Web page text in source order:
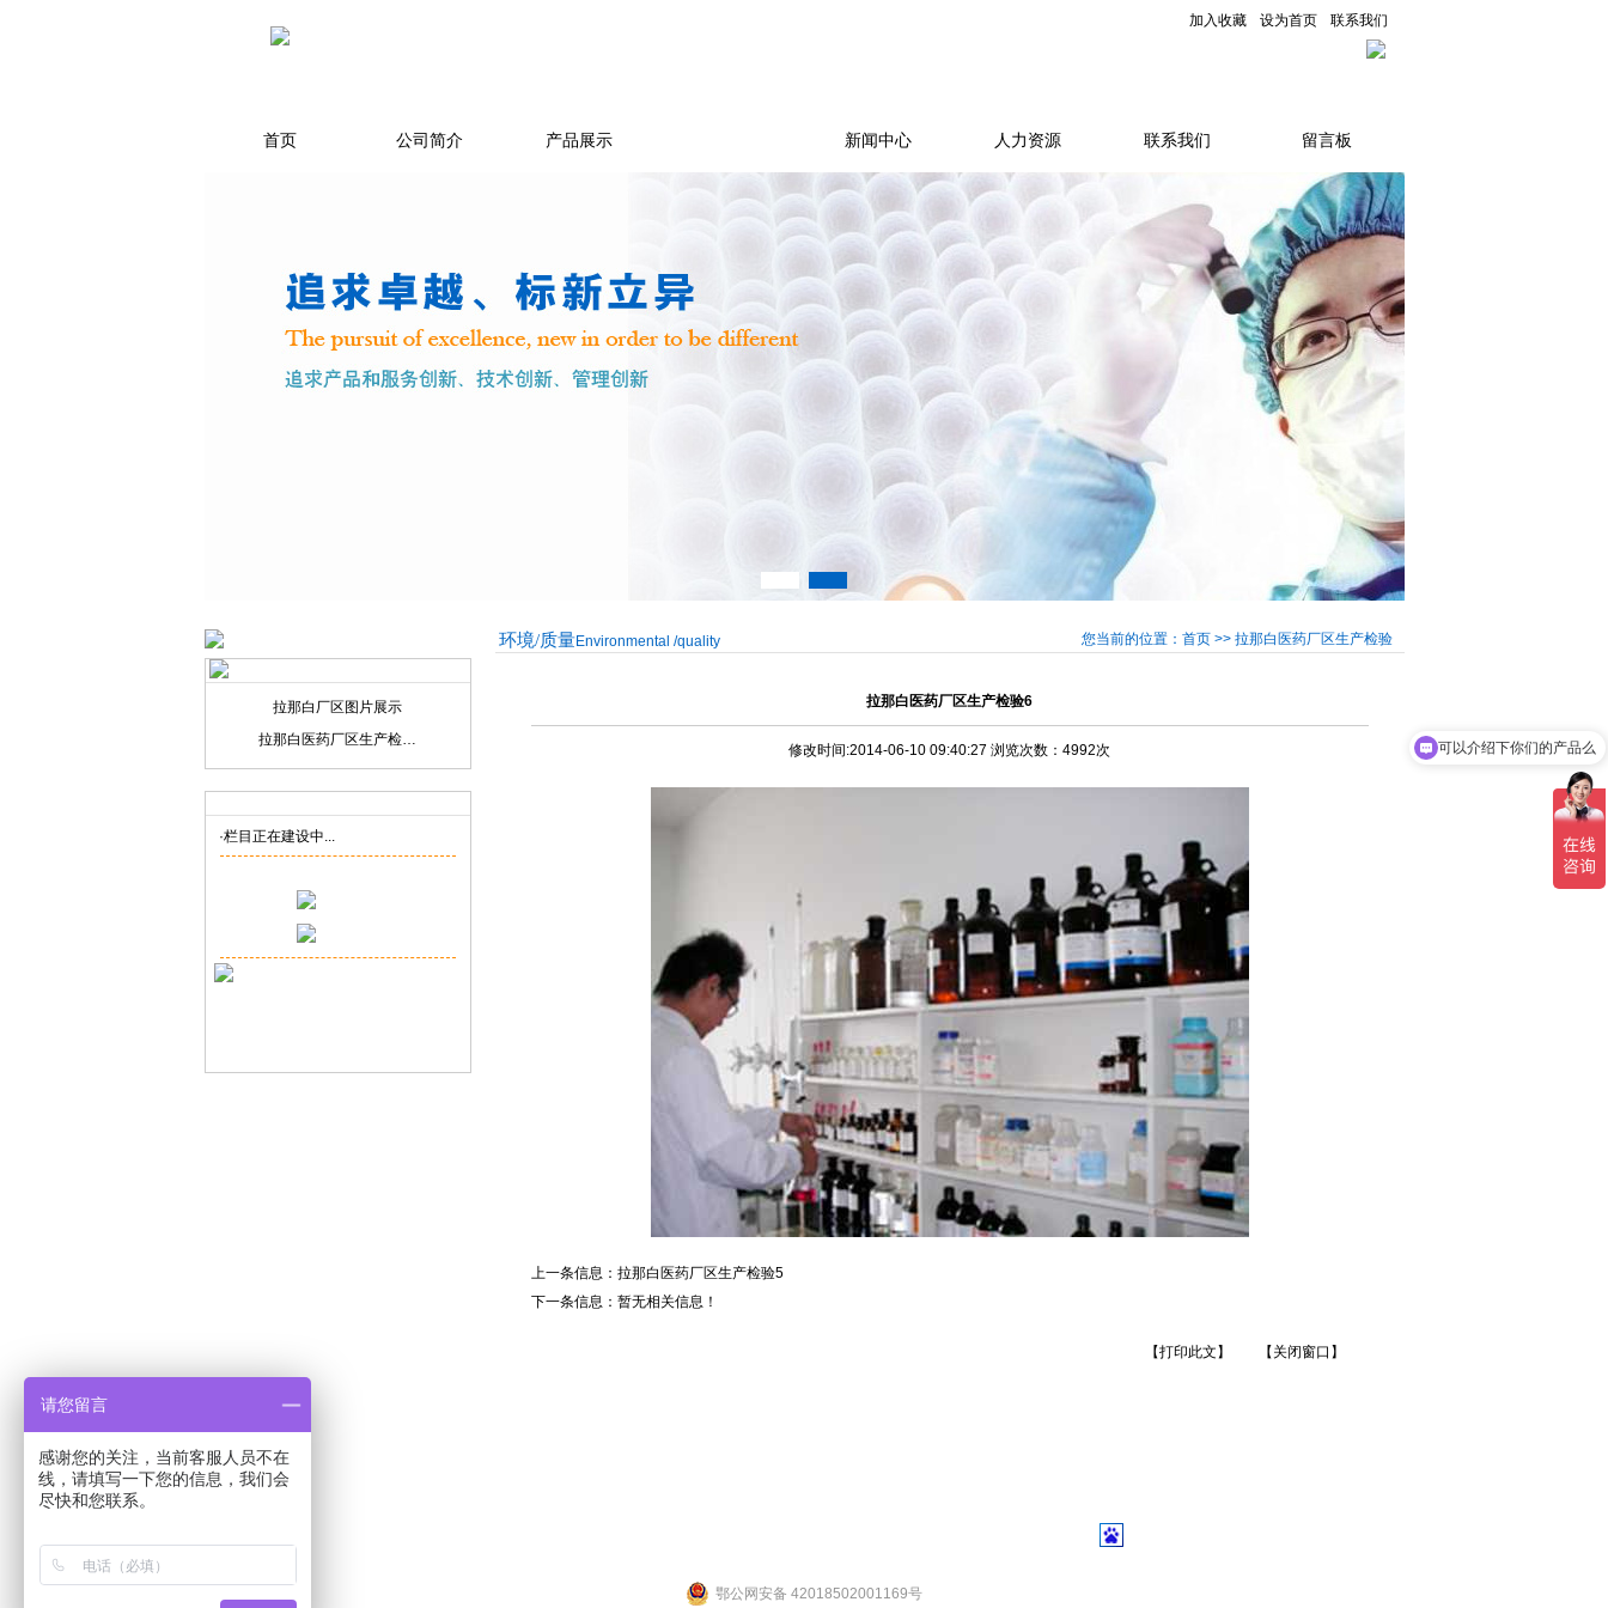
加入收藏 设为首页 联系我们
首页 公司简介 产品展示 新闻中心 人力资源 联系我们 留言板
拉那白厂区图片展示
拉那白医药厂区生产检…
·栏目正在建设中...
您当前的位置：首页 >> 拉那白医药厂区生产检验
环境/质量Environmental /quality
拉那白医药厂区生产检验6
修改时间:2014-06-10 09:40:27 浏览次数：4992次
上一条信息： 拉那白医药厂区生产检验5
下一条信息：暂无相关信息！
【打印此文】 【关闭窗口】
鄂公网安备 42018502001169号
可以介绍下你们的产品么
请您留言
感谢您的关注，当前客服人员不在
线，请填写一下您的信息，我们会
尽快和您联系。